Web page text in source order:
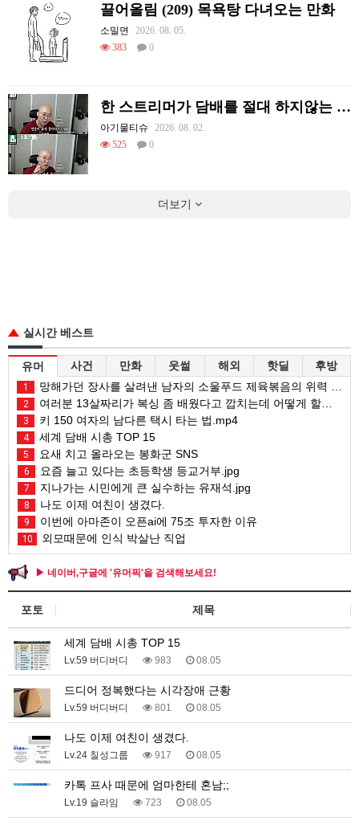
끌어올림 (209) 목욕탕 다녀오는 만화
소밀면
2026. 08. 05.
383
0
한 스트리머가 담배를 절대 하지않는 이유
아기물티슈
2026. 08. 02.
525
0
더보기
실시간 베스트
유머 사건 만화 웃썰 해외 핫딜 후방
1 망해가던 장사를 살려낸 남자의 소울푸드 제육볶음의 위력 ㅋㅋ
2 여러분 13살짜리가 복싱 좀 배웠다고 깝치는데 어떻게 할까요?
3 키 150 여자의 남다른 택시 타는 법.mp4
4 세계 담배 시총 TOP 15
5 요새 치고 올라오는 봉화군 SNS
6 요즘 늘고 있다는 초등학생 등교거부.jpg
7 지나가는 시민에게 큰 실수하는 유재석.jpg
8 나도 이제 여친이 생겼다.
9 이번에 아마존이 오픈ai에 75조 투자한 이유
10 외모때문에 인식 박살난 직업
▶ 네이버,구글에 '유머픽'을 검색해보세요!
포토 제목
세계 담배 시총 TOP 15
Lv.59 버디버디 983 08.05
드디어 정복했다는 시각장애 근황
Lv.59 버디버디 801 08.05
나도 이제 여친이 생겼다.
Lv.24 칠성그룹 917 08.05
카톡 프사 때문에 엄마한테 혼남;;
Lv.19 슬라임 723 08.05